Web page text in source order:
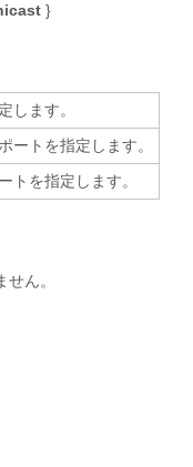
}
します。
ートを指定します。
トを指定します。
ん。